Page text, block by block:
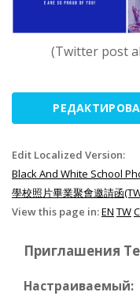
(Twitter post
Edit Localized Version:
Black And White School
學校照片畢業聚會邀請函
View this page in:EN TW
Приглашения
Настраиваемый: